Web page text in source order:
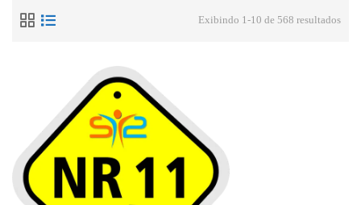
Exibindo 1-10 de 568 resultados